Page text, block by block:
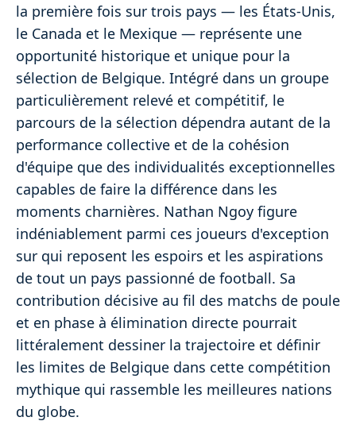
la première fois sur trois pays — les États-Unis,
le Canada et le Mexique — représente une
opportunité historique et unique pour la
sélection de Belgique. Intégré dans un groupe
particulièrement relevé et compétitif, le
parcours de la sélection dépendra autant de la
performance collective et de la cohésion
d'équipe que des individualités exceptionnelles
capables de faire la différence dans les
moments charnières. Nathan Ngoy figure
indéniablement parmi ces joueurs d'exception
sur qui reposent les espoirs et les aspirations
de tout un pays passionné de football. Sa
contribution décisive au fil des matchs de poule
et en phase à élimination directe pourrait
littéralement dessiner la trajectoire et définir
les limites de Belgique dans cette compétition
mythique qui rassemble les meilleures nations
du globe.